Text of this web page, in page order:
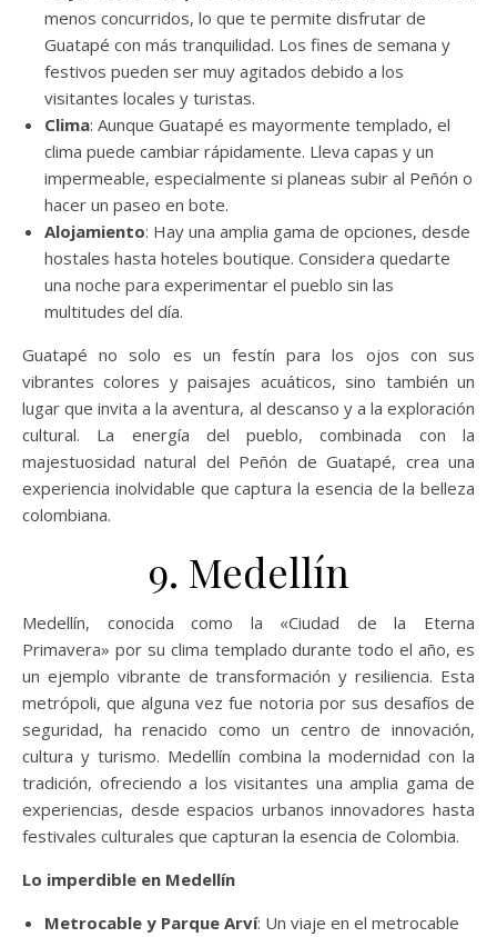
menos concurridos, lo que te permite disfrutar de
Guatapé con más tranquilidad. Los fines de semana y
festivos pueden ser muy agitados debido a los
visitantes locales y turistas.
Clima: Aunque Guatapé es mayormente templado, el
clima puede cambiar rápidamente. Lleva capas y un
impermeable, especialmente si planeas subir al Peñón o
hacer un paseo en bote.
Alojamiento: Hay una amplia gama de opciones, desde
hostales hasta hoteles boutique. Considera quedarte
una noche para experimentar el pueblo sin las
multitudes del día.
Guatapé no solo es un festín para los ojos con sus
vibrantes colores y paisajes acuáticos, sino también un
lugar que invita a la aventura, al descanso y a la exploración
cultural. La energía del pueblo, combinada con la
majestuosidad natural del Peñón de Guatapé, crea una
experiencia inolvidable que captura la esencia de la belleza
colombiana.
9. Medellín
Medellín, conocida como la «Ciudad de la Eterna
Primavera» por su clima templado durante todo el año, es
un ejemplo vibrante de transformación y resiliencia. Esta
metrópoli, que alguna vez fue notoria por sus desafíos de
seguridad, ha renacido como un centro de innovación,
cultura y turismo. Medellín combina la modernidad con la
tradición, ofreciendo a los visitantes una amplia gama de
experiencias, desde espacios urbanos innovadores hasta
festivales culturales que capturan la esencia de Colombia.
Lo imperdible en Medellín
Metrocable y Parque Arví: Un viaje en el metrocable